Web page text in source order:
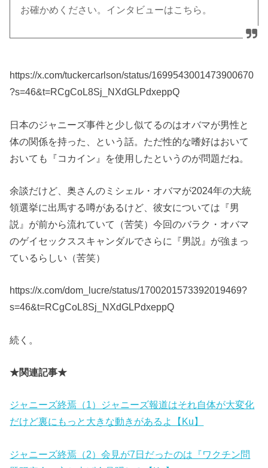
お確かめください。インタビューはこちら。
https://x.com/tuckercarlson/status/1699543001473900670
?s=46&t=RCgCoL8Sj_NXdGLPdxeppQ
日本のジャニーズ事件と少し似てるのはオバマが男性と
体の関係を持った、という話。ただ性的な嗜好はおいて
おいても『コカイン』を使用したというのが問題だね。
余談だけど、奥さんのミシェル・オバマが2024年の大統
領選挙に出馬する噂があるけど、彼女については『男
説』が前から流れていて（苦笑）今回のバラク・オバマ
のゲイセックススキャンダルでさらに『男説』が強まっ
ているらしい（苦笑）
https://x.com/dom_lucre/status/1700201573392019469?
s=46&t=RCgCoL8Sj_NXdGLPdxeppQ
続く。
★関連記事★
ジャニーズ終焉（1）ジャニーズ報道はそれ自体が大変化
だけど裏にもっと大きな動きがあるよ【Ku】
ジャニーズ終焉（2）会見が7日だったのは『ワクチン問